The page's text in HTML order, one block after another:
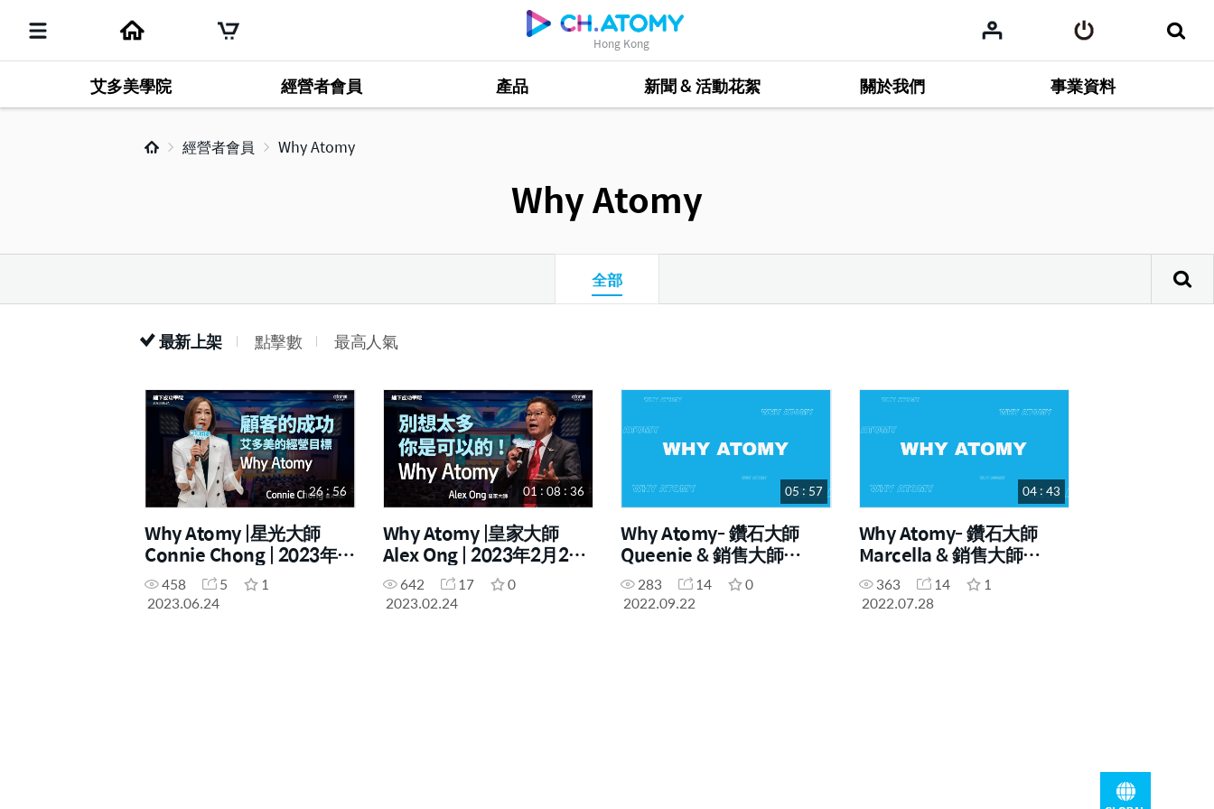
Hong Kong
艾多美學院 經營者會員 產品 新聞 & 活動花絮 關於我們 事業資料
經營者會員 Why Atomy
Why Atomy
全部
最新上架 點擊數 最高人氣
26 : 56
Why Atomy |星光大師
Connie Chong | 2023年6
月24日 香港線下成功學院
458 5
1
2023.06.24
01 : 08 : 36
Why Atomy |皇家大師
Alex Ong | 2023年2月24
日 香港線下成功學院
642 17
0
2023.02.24
05 : 57
Why Atomy- 鑽石大師
Queenie & 銷售大師
Shirley
283 14
0
2022.09.22
04 : 43
Why Atomy- 鑽石大師
Marcella & 銷售大師
Jennie
363 14
1
2022.07.28